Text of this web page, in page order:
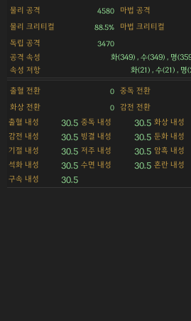
물리 공격 4580 마법 공격
물리 크리티컬 88.5% 마법 크리티컬
독립 공격 3470
공격 속성
화(349) , 수(349) , 명
속성 저항
화(21) , 수(21) , 명
출혈 전환 0 중독 전환
화상 전환 0 감전 전환
출혈 내성 30.5 중독 내성 30.5 화상 내성
감전 내성 30.5 빙결 내성 30.5 둔화 내성
기절 내성 30.5 저주 내성 30.5 암흑 내성
석화 내성 30.5 수면 내성 30.5 혼란 내성
구속 내성 30.5